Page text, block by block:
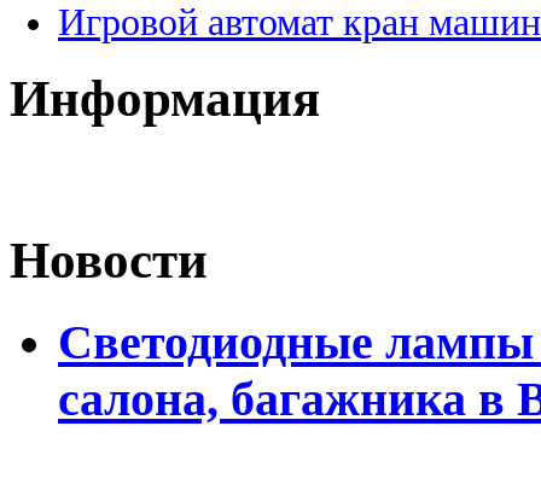
Игровой автомат кран
Информация
Новости
Светодиодные лампы
салона, багажника в